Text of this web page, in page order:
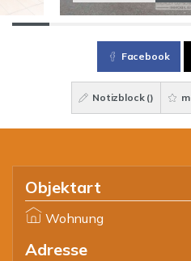
Facebook
Notizblock ()
Objektart
Wohnung
Adresse